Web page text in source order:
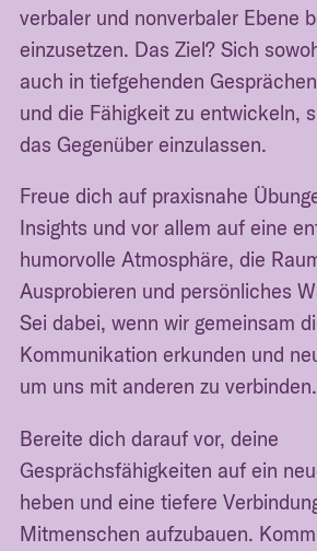
verbaler und nonverbaler Ebene
einzusetzen. Das Ziel? Sich
auch in tiefgehenden
und die Fähigkeit zu entwickeln,
das Gegenüber einzulassen.
Freue dich auf praxisnahe
Insights und vor allem auf eine
humorvolle Atmosphäre, die
Ausprobieren und persönliches
Sei dabei, wenn wir gemeinsam
Kommunikation erkunden und
um uns mit anderen zu verbinden.
Bereite dich darauf vor, deine
Gesprächsfähigkeiten auf ein
heben und eine tiefere
Mitmenschen aufzubauen.